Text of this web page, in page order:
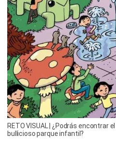
RETO VISUAL | ¿Podrás encontrar
bullicioso parque infantil?